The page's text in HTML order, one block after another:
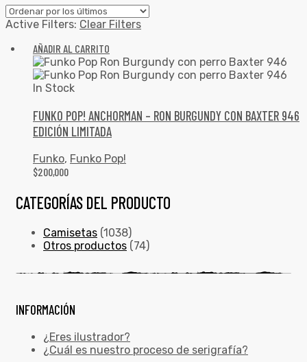
Active Filters: Clear Filters
AÑADIR AL CARRITO
In Stock
FUNKO POP! ANCHORMAN – RON BURGUNDY CON BAXTER 946
EDICIÓN LIMITADA
Funko, Funko Pop!
$200,000
CATEGORÍAS DEL PRODUCTO
Camisetas (1038)
Otros productos (74)
INFORMACIÓN
¿Eres ilustrador?
¿Cuál es nuestro proceso de serigrafía?